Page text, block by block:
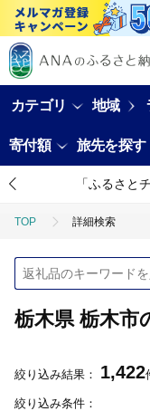
カテゴリ 地域
寄付額 旅先を探す
「ふるさと
TOP 詳細検索
栃木県 栃木市
絞り込み結果： 1,422
絞り込み条件：